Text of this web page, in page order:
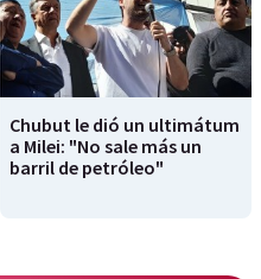
Chubut le dió un ultimátum
a Milei: "No sale más un
barril de petróleo"